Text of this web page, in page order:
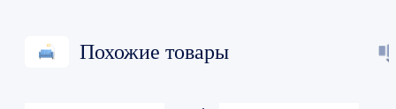
Похожие товары